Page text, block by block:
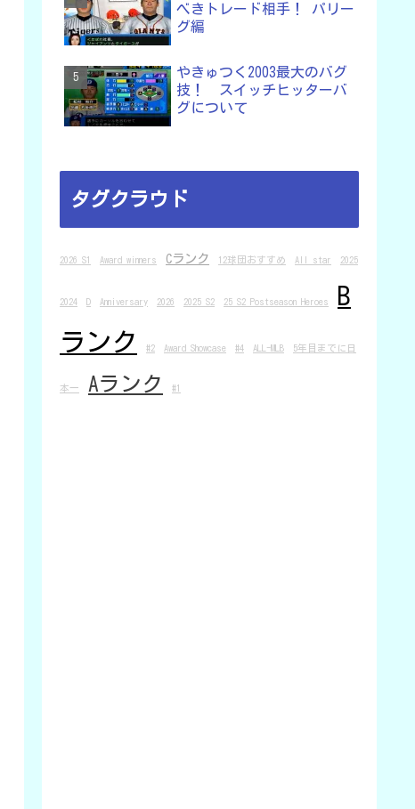
べきトレード相手！ パリー
グ編
やきゅつく2003最大のバグ
技！ スイッチヒッターバ
グについて
タグクラウド
2026 S1 Award winners Cランク 12球団おすすめ All star 2025
2024 D Anniversary 2026 2025 S2 25 S2 Postseason Heroes
B
ランク
#2 Award Showcase #4 ALL-MLB 5年目までに日
本一 Aランク #1